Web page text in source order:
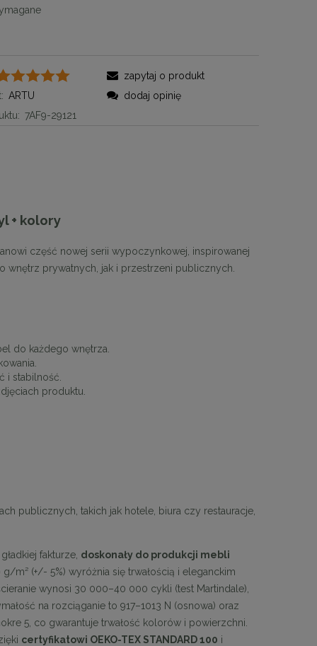
MaMaison krzesło SHELLY czarne MaMaison
ARTU
7AF9-29121
zapytaj o produkt
dodaj opinię
+ kolory
część nowej serii wypoczynkowej, inspirowanej
wnętrz prywatnych, jak i przestrzeni publicznych.
do każdego wnętrza.
i stabilność.
produktu.
publicznych, takich jak hotele, biura czy restauracje,
fakturze, doskonały do produkcji mebli
m² (+/- 5%) wyróżnia się trwałością i eleganckim
wynosi 30 000–40 000 cykli (test Martindale),
na rozciąganie to 917–1013 N (osnowa) oraz
5, co gwarantuje trwałość kolorów i powierzchni.
certyfikatowi OEKO-TEX STANDARD 100 i